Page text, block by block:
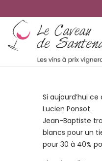
Si aujourd’hui
Lucien Ponsot.
Jean-Baptiste
blancs pour un
pour 30 à 40%